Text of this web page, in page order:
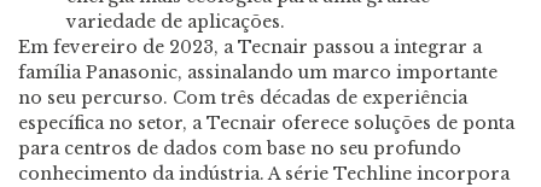
variedade de aplicações.
Em fevereiro de 2023, a Tecnair passou a integrar a
família Panasonic, assinalando um marco importante
no seu percurso. Com três décadas de experiência
específica no setor, a Tecnair oferece soluções de ponta
para centros de dados com base no seu profundo
conhecimento da indústria. A série Techline incorpora